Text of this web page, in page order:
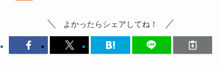
よかったらシェアしてね！